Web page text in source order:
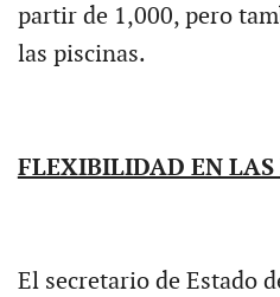
partir de 1,000, pero
las piscinas.
FLEXIBILIDAD EN LAS
El secretario de Estado